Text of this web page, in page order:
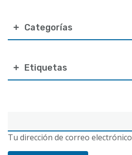
electrónico
Tu dirección de correo electrónico
Categorías
Etiquetas